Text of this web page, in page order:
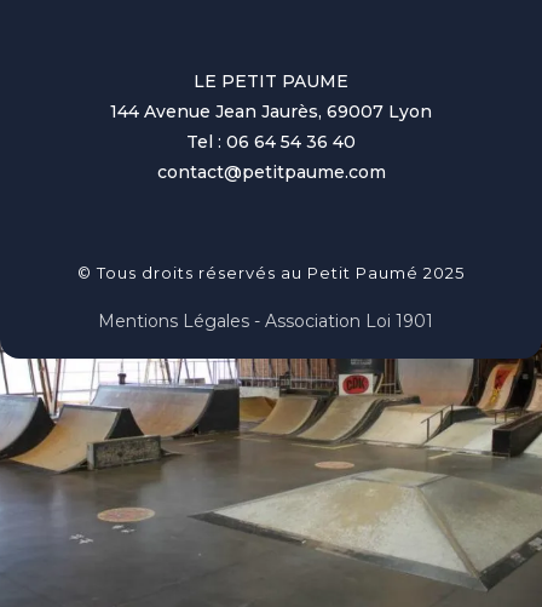
LE PETIT PAUME
144 Avenue Jean Jaurès, 69007 Lyon
Tel : 06 64 54 36 40
contact@petitpaume.com
© Tous droits réservés au Petit Paumé 2025
Mentions Légales - Association Loi 1901